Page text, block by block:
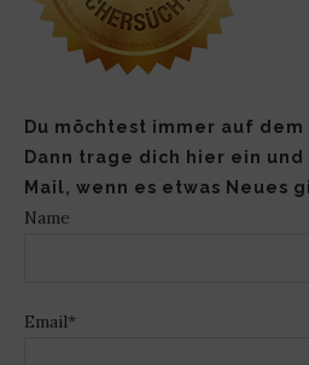
Du möchtest immer auf
Dann trage dich hier ein
Mail, wenn es etwas Neues
Name
Email*